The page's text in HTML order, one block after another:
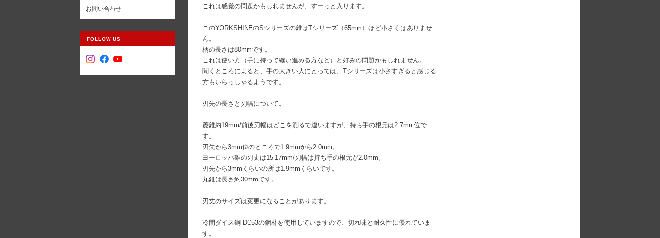
これは感覚の問題かもしれませんが、すーっと入ります。
このYORKSHINEのSシリーズの錐はTシリーズ（65mm）ほど小さくはありませ
ん。
柄の長さは80mmです。
これは使い方（手に持って縫い進める方など）と好みの問題かもしれません。
聞くところによると、手の大きい人にとっては、Tシリーズは小さすぎると感じる
方もいらっしゃるようです。
刃先の長さと刃幅について。
菱錐約19mm/前後刃幅はどこを測るで違いますが、持ち手の根元は2.7mm位で
す。
刃先から3mm位のところで1.9mmから2.0mm。
ヨーロッパ錐の刃丈は15-17mm/刃幅は持ち手の根元が2.0mm。
刃先から3mmくらいの所は1.9mmくらいです。
丸錐は長さ約30mmです。
刃丈のサイズは変更になることがあります。
冷間ダイス鋼 DC53の鋼材を使用していますので、切れ味と耐久性に優れていま
す。
お問い合わせ
FOLLOW US